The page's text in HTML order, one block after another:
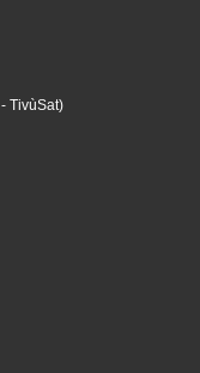
- TivùSat)